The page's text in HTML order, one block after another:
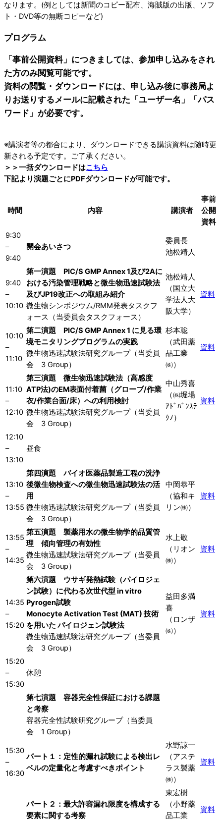
なります。(例としては新聞のコピー配布、海賊版の出版、ソフ
ト・DVD等の無断コピーなど)
プログラム
「事前公開資料」につきましては、 参加申し込みをされ
た方のみ閲覧可能です。
資料の閲覧・ダウンロードには、申し込み後に事務局よ
りお送りするメールに記載された 「ユーザー名」「パス
ワード」 が必要です。
※講演者等の都合により、ダウンロードできる講演資料は随時更
新される予定です。ご了承ください。
＞＞一括ダウンロードはこちら
下記より演題ごとにPDFダウンロードが可能です。
時間 内容 講演者
事前
公開
資料
9:30
–
9:40
開会あいさつ
委員長
池松靖人
9:40
–
10:10
第一演題 PIC/S GMP Annex 1及び2Aに
おける汚染管理戦略と微生物迅速試験法
及びJP19改正への取組み紹介
微生物シンポジウム/RMM発表タスクフ
ォース（当委員会タスクフォース）
池松靖人
（国立大
学法人大
阪大学）
資料
10:10
–
11:10
第二演題 PIC/S GMP Annex 1 に見る環
境モニタリングプログラムの実践
微生物迅速試験法研究グループ（当委員
会 3 Group）
杉本聡
（武田薬
品工業
㈱）
資料
11:10
–
12:10
第三演題 微生物迅速試験法（高感度
ATP法)のEM表面付着菌（グローブ/作業
衣/作業台面/床）への利用検討
微生物迅速試験法研究グループ（当委員
会 3 Group）
中山秀喜
（㈱堀場
ｱﾄﾞﾊﾞﾝｽﾃ
ｸﾉ）
資料
12:10
–
13:10
昼食
13:10
–
13:55
第四演題 バイオ医薬品製造工程の洗浄
後微生物検査への微生物迅速試験法の活
用
微生物迅速試験法研究グループ（当委員
会 3 Group）
中岡恭平
（協和キ
リン㈱）
資料
13:55
–
14:35
第五演題 製薬用水の微生物学的品質管
理 傾向管理の有効性
微生物迅速試験法研究グループ（当委員
会 3 Group）
水上敬
（リオン
㈱）
資料
14:35
–
15:20
第六演題 ウサギ発熱試験（パイロジェ
ン試験）に代わる次世代型 in vitro
Pyrogen試験
Monocyte Activation Test (MAT) 技術
を用いた パイロジェン試験法
微生物迅速試験法研究グループ（当委員
会 3 Group）
益田多満
喜
（ロンザ
㈱）
資料
15:20
–
15:30
休憩
15:30
–
16:30
第七演題 容器完全性保証における課題
と考察
容器完全性試験研究グループ（当委員
会 1 Group）
パート１：定性的漏れ試験による検出レ
ベルの定量化と考慮すべきポイント
水野諒一
（アステ
ラス製薬
㈱）
資料
パート２：最大許容漏れ限度を構成する
要素に関する考察
東宏樹
（小野薬
品工業
資料